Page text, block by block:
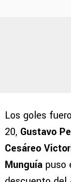
Los goles
20, Gustavo
Cesáreo
Munguía puso